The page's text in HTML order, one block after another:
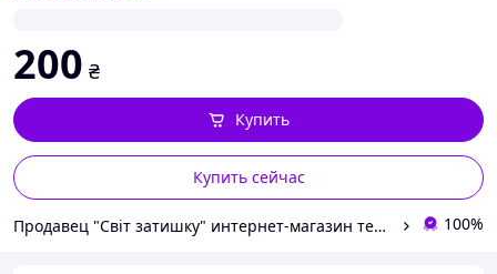
200 ₴
Купить сейчас
Купить
Продавец "Світ затишку" интернет-магазин текстиля и швейной фурнитуры 100%